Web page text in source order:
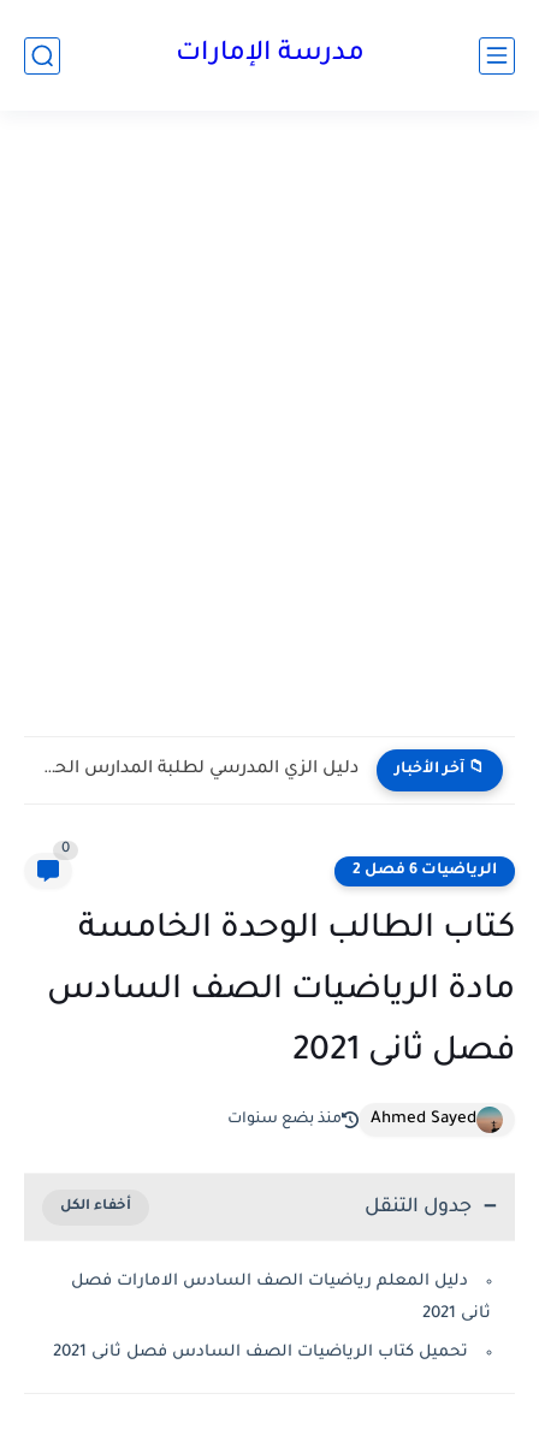
مدرسة الإمارات
📁 آخر الأخبار كتاب الطالب مادة الرياضيات المتكاملة الصف التاسع Bridge متقدم الفصل...
الرياضيات 6 فصل 2
0
كتاب الطالب الوحدة الخامسة
مادة الرياضيات الصف السادس
فصل ثانى 2021
Ahmed Sayed منذ بضع سنوات
جدول التنقل
دليل المعلم رياضيات الصف السادس الامارات فصل
ثانى 2021
تحميل كتاب الرياضيات الصف السادس فصل ثانى 2021